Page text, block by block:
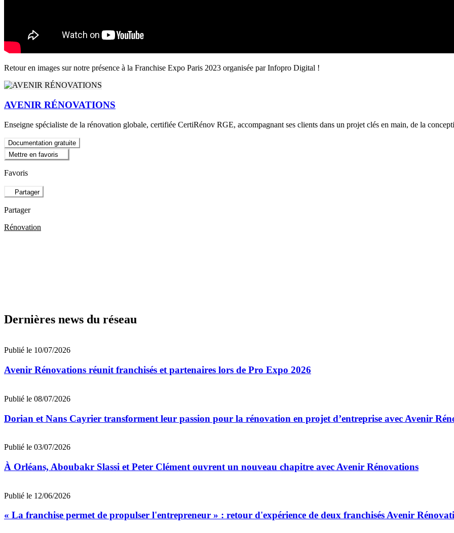
Retour en images sur notre présence à la Franchise Expo Paris 2023 organisée par Infopro Digital !
AVENIR RÉNOVATIONS
Enseigne spécialiste de la rénovation globale, certifiée CertiRénov RGE, accompagnant ses clients dans un projet clés en main, de la
Documentation gratuite
Mettre en favoris
Favoris
Partager
Partager
Rénovation
Dernières news du réseau
Publié le 10/07/2026
Avenir Rénovations réunit franchisés et partenaires lors de Pro Expo 2026
Publié le 08/07/2026
Dorian et Nans Cayrier transforment leur passion pour la rénovation en projet d’entreprise avec Avenir
Publié le 03/07/2026
À Orléans, Aboubakr Slassi et Peter Clément ouvrent un nouveau chapitre avec Avenir Rénovations
Publié le 12/06/2026
« La franchise permet de propulser l'entrepreneur » : retour d'expérience de deux franchisés Avenir